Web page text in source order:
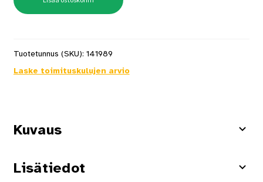
Tuotetunnus (SKU): 141989
Laske toimituskulujen arvio
Kuvaus
Lisätiedot